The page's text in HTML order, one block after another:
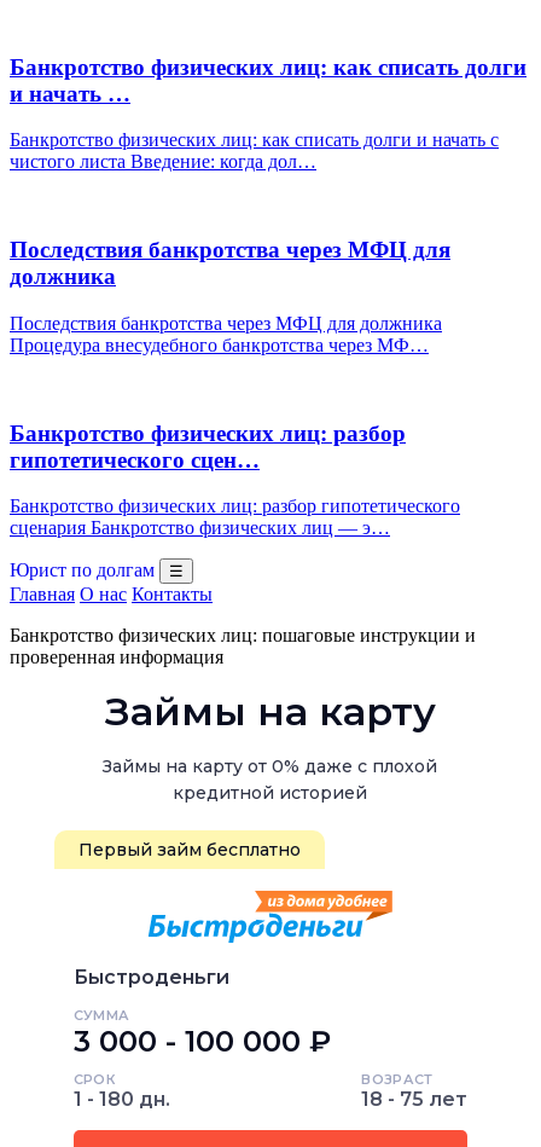
Банкротство физических лиц: как списать долги
и начать …
Банкротство физических лиц: как списать долги и начать с
чистого листа Введение: когда дол…
Последствия банкротства через МФЦ для
должника
Последствия банкротства через МФЦ для должника
Процедура внесудебного банкротства через МФ…
Банкротство физических лиц: разбор
гипотетического сцен…
Банкротство физических лиц: разбор гипотетического
сценария Банкротство физических лиц — э…
Юрист по долгам ☰
Главная О нас Контакты
Банкротство физических лиц: пошаговые инструкции и
проверенная информация
Займы на карту
Займы на карту от 0% даже с плохой
кредитной историей
Первый займ бесплатно
Быстроденьги
СУММА
3 000 - 100 000 ₽
СРОК
1 - 180 дн.
ВОЗРАСТ
18 - 75 лет